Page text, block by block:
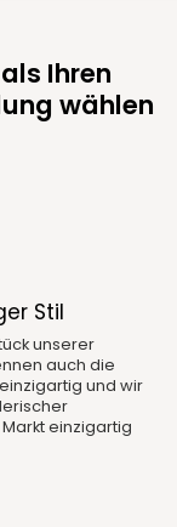
Ihren
wählen
Stil
unserer
auch die
und wir
einzigartig